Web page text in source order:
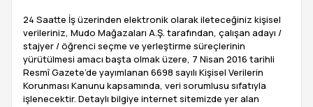
24 Saatte İş üzerinden elektronik olarak ileteceğiniz kişisel
verileriniz, Mudo Mağazaları A.Ş. tarafından, çalışan adayı /
stajyer / öğrenci seçme ve yerleştirme süreçlerinin
yürütülmesi amacı başta olmak üzere, 7 Nisan 2016 tarihli
Resmî Gazete’de yayımlanan 6698 sayılı Kişisel Verilerin
Korunması Kanunu kapsamında, veri sorumlusu sıfatıyla
işlenecektir. Detaylı bilgiye internet sitemizde yer alan